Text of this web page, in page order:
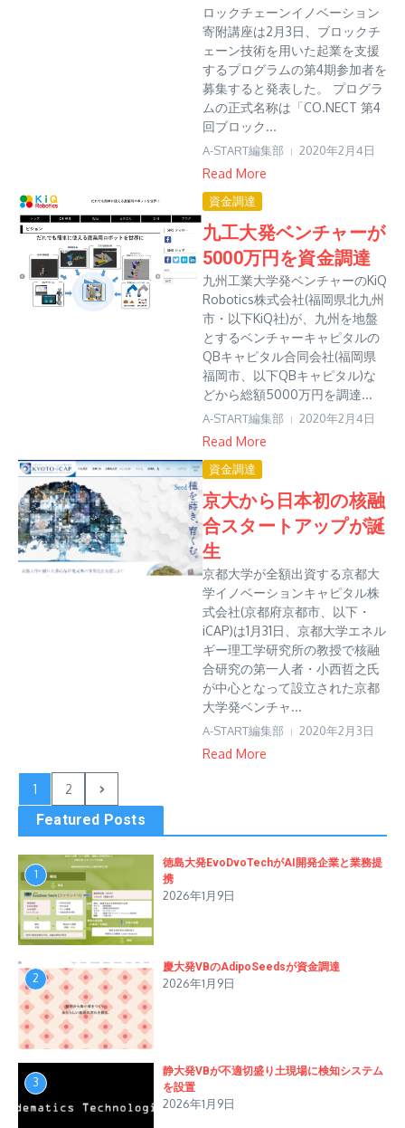
ロックチェーンイノベーション
寄附講座は2月3日、ブロックチ
ェーン技術を用いた起業を支援
するプログラムの第4期参加者を
募集すると発表した。 プログラ
ムの正式名称は「CO.NECT 第4
回ブロック...
A-START編集部 2020年2月4日
Read More
資金調達
九工大発ベンチャーが
5000万円を資金調達
九州工業大学発ベンチャーのKiQ
Robotics株式会社(福岡県北九州
市・以下KiQ社)が、九州を地盤
とするベンチャーキャピタルの
QBキャピタル合同会社(福岡県
福岡市、以下QBキャピタル)な
どから総額5000万円を調達...
A-START編集部 2020年2月4日
Read More
資金調達
京大から日本初の核融
合スタートアップが誕
生
京都大学が全額出資する京都大
学イノベーションキャピタル株
式会社(京都府京都市、以下・
iCAP)は1月31日、京都大学エネル
ギー理工学研究所の教授で核融
合研究の第一人者・小西哲之氏
が中心となって設立された京都
大学発ベンチャ...
A-START編集部 2020年2月3日
Read More
1 2
Featured Posts
1
徳島大発EvoDvoTechがAI開発企業と業務提
携
2026年1月9日
2
慶大発VBのAdipoSeedsが資金調達
2026年1月9日
3
静大発VBが不適切盛り土現場に検知システム
を設置
2026年1月9日